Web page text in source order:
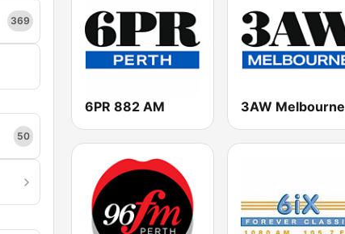
369
50
6PR 882 AM 3AW Melbourne